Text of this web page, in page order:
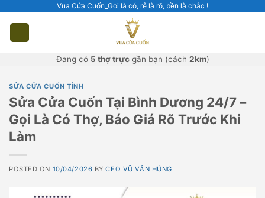
Vua Cửa Cuốn_Gọi là có, rẻ là rõ, bền là chắc !
Đang có 5 thợ trựcgần bạn (cách 2km)
SỬA CỬA CUỐN TỈNH
Sửa Cửa Cuốn Tại Bình Dương 24/7 –
Gọi Là Có Thợ, Báo Giá Rõ Trước Khi
Làm
POSTED ON 10/04/2026 BYCEO VŨ VĂN HÙNG